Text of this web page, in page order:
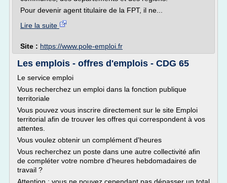
Pour devenir agent titulaire de la FPT, il ne...
Lire la suite
Site : https://www.pole-emploi.fr
Les emplois - offres d'emplois - CDG 65
Le service emploi
Vous recherchez un emploi dans la fonction publique
territoriale
Vous pouvez vous inscrire directement sur le site Emploi
territorial afin de trouver les offres qui correspondent à vos
attentes.
Vous voulez obtenir un complément d'heures
Vous recherchez un poste dans une autre collectivité afin
de compléter votre nombre d'heures hebdomadaires de
travail ?